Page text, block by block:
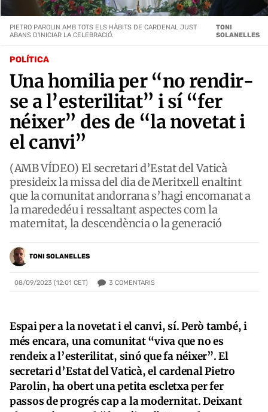
POLÍTICA
Una homilia per “no rendir-
se a l’esterilitat” i sí “fer
néixer” des de “la novetat i
el canvi”
(AMB VÍDEO) El secretari d’Estat del Vaticà
presideix la missa del dia de Meritxell enaltint
que la comunitat andorrana s’hagi encomanat a
la marededéu i ressaltant aspectes com la
maternitat, la descendència o la generació
TONI SOLANELLES
08/09/2023 (12:01 CET) 3 COMENTARIS
PIETRO PAROLIN AMB TOTS ELS HÀBITS DE CARDENAL JUST
ABANS D'INICIAR LA CELEBRACIÓ.
TONI
SOLANELLES
Espai per a la novetat i el canvi, sí. Però també, i
més encara, una comunitat “viva que no es
rendeix a l’esterilitat, sinó que fa néixer”. El
secretari d’Estat del Vaticà, el cardenal Pietro
Parolin, ha obert una petita escletxa per fer
passos de progrés cap a la modernitat. Deixant